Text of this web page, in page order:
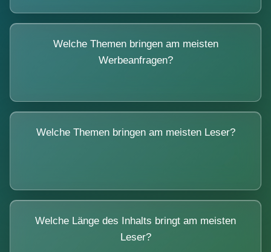
Welche Themen bringen am meisten
Werbeanfragen?
Welche Themen bringen am meisten Leser?
Welche Länge des Inhalts bringt am meisten
Leser?